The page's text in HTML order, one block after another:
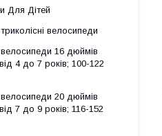
Для Дітей
велосипеди
велосипеди 16 дюймів
4 до 7 років; 100-122
велосипеди 20 дюймів
7 до 9 років; 116-152